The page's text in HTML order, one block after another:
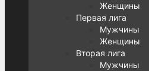
Женщины
Первая лига
Мужчины
Женщины
Вторая лига
Мужчины